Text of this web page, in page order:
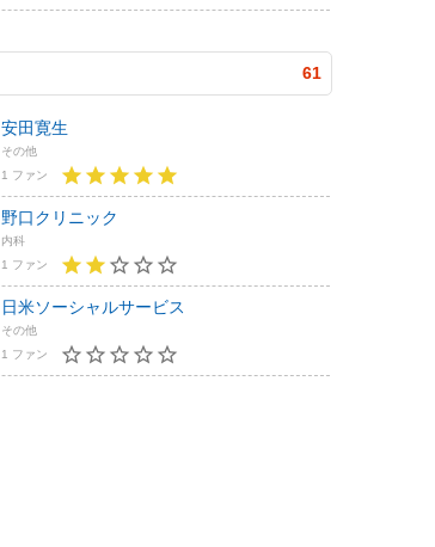
61
安田寛生
その他
1 ファン
野口クリニック
内科
1 ファン
日米ソーシャルサービス
その他
1 ファン